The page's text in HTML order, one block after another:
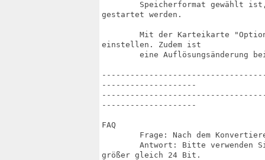
gestartet werden.
einstellen. Zudem ist
--------------------
--------------------
FAQ
größer gleich 24 Bit.